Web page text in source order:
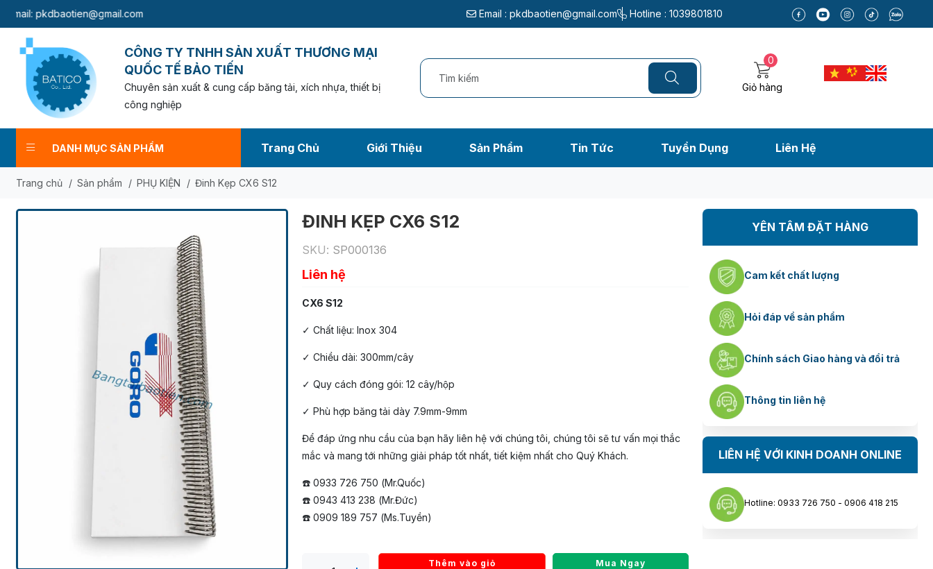
pkdbaotien@gmail.com Email : pkdbaotien@gmail.com Hotline : 1039801810
CÔNG TY TNHH SẢN XUẤT THƯƠNG MẠI
QUỐC TẾ BẢO TIẾN
Chuyên sản xuất & cung cấp băng tải, xích nhựa, thiết bị
công nghiệp
0
Giỏ hàng
DANH MỤC SẢN PHẨM Trang Chủ Giới Thiệu Sản Phẩm Tin Tức Tuyển Dụng Liên Hệ
Trang chủ / Sản phẩm / PHỤ KIỆN / Đinh Kẹp CX6 S12
ĐINH KẸP CX6 S12
SKU: SP000136
Liên hệ
CX6 S12
✓ Chất liệu: Inox 304
✓ Chiều dài: 300mm/cây
✓ Quy cách đóng gói: 12 cây/hộp
✓ Phù hợp băng tải dày 7.9mm-9mm
Để đáp ứng nhu cầu của bạn hãy liên hệ với chúng tôi, chúng tôi sẽ tư vấn mọi thắc
mắc và mang tới những giải pháp tốt nhất, tiết kiệm nhất cho Quý Khách.
☎️ 0933 726 750 (Mr.Quốc)
☎️ 0943 413 238 (Mr.Đức)
☎️ 0909 189 757 (Ms.Tuyền)
Thêm vào giỏ Mua Ngay
YÊN TÂM ĐẶT HÀNG
Cam kết chất lượng
Hỏi đáp về sản phẩm
Chính sách Giao hàng và đổi trả
Thông tin liên hệ
LIÊN HỆ VỚI KINH DOANH ONLINE
Hotline: 0933 726 750 - 0906 418 215